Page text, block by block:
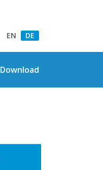
EN DE
Download